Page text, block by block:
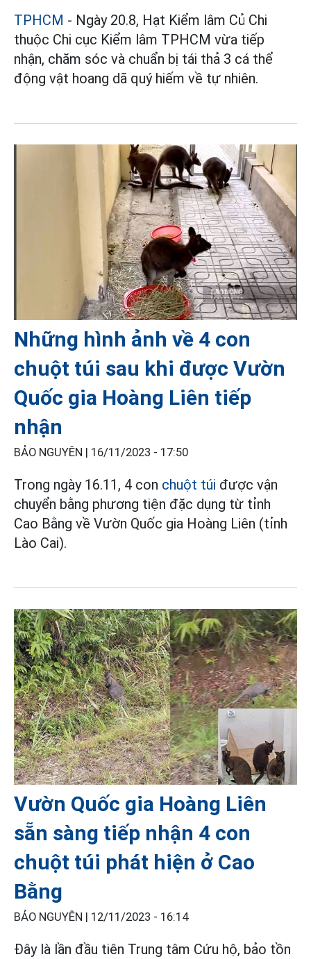
TPHCM - Ngày 20.8, Hạt Kiểm lâm Củ Chi
thuộc Chi cục Kiểm lâm TPHCM vừa tiếp
nhận, chăm sóc và chuẩn bị tái thả 3 cá thể
động vật hoang dã quý hiếm về tự nhiên.
Những hình ảnh về 4 con
chuột túi sau khi được Vườn
Quốc gia Hoàng Liên tiếp
nhận
BẢO NGUYÊN | 16/11/2023 - 17:50
Trong ngày 16.11, 4 con chuột túi được vận
chuyển bằng phương tiện đặc dụng từ tỉnh
Cao Bằng về Vườn Quốc gia Hoàng Liên (tỉnh
Lào Cai).
Vườn Quốc gia Hoàng Liên
sẵn sàng tiếp nhận 4 con
chuột túi phát hiện ở Cao
Bằng
BẢO NGUYÊN | 12/11/2023 - 16:14
Đây là lần đầu tiên Trung tâm Cứu hộ, bảo tồn